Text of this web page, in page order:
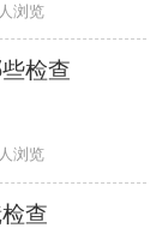
浏览
检查
浏览
查